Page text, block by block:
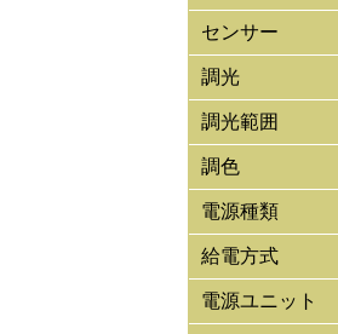
センサー
調光
調光範囲
調色
電源種類
給電方式
電源ユニット